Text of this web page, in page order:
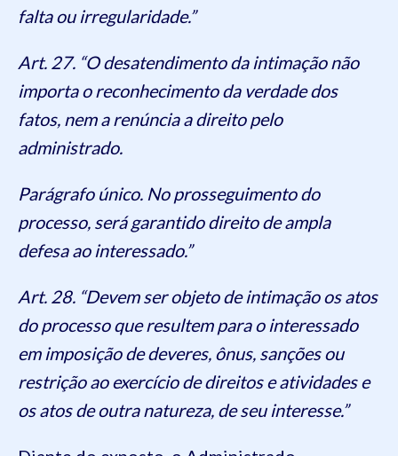
falta ou irregularidade.”
Art. 27. “O desatendimento da intimação não
importa o reconhecimento da verdade dos
fatos, nem a renúncia a direito pelo
administrado.
Parágrafo único. No prosseguimento do
processo, será garantido direito de ampla
defesa ao interessado.”
Art. 28. “Devem ser objeto de intimação os atos
do processo que resultem para o interessado
em imposição de deveres, ônus, sanções ou
restrição ao exercício de direitos e atividades e
os atos de outra natureza, de seu interesse.”